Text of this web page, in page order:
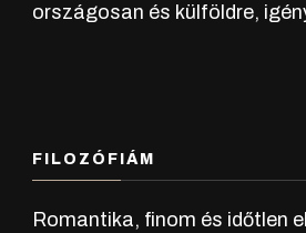
országosan és külföldre,
FILOZÓFIÁM
Romantika, finom és időtlen